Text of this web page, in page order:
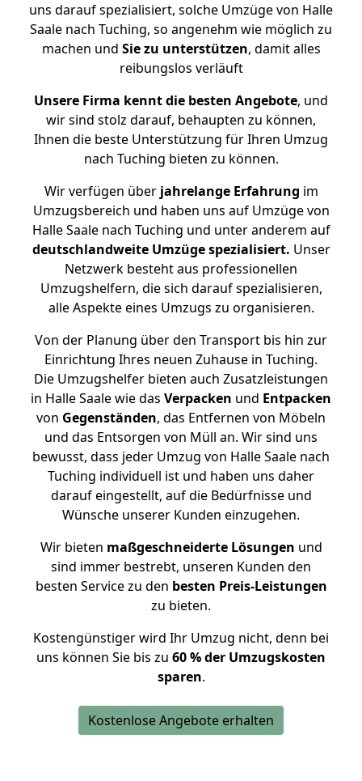
uns darauf spezialisiert, solche Umzüge von Halle
Saale nach Tuching, so angenehm wie möglich zu
machen und Sie zu unterstützen, damit alles
reibungslos verläuft
Unsere Firma kennt die besten Angebote, und
wir sind stolz darauf, behaupten zu können,
Ihnen die beste Unterstützung für Ihren Umzug
nach Tuching bieten zu können.
Wir verfügen überjahrelange Erfahrung im
Umzugsbereich und haben uns auf Umzüge von
Halle Saale nach Tuching und unter anderem auf
deutschlandweite Umzüge spezialisiert. Unser
Netzwerk besteht aus professionellen
Umzugshelfern, die sich darauf spezialisieren,
alle Aspekte eines Umzugs zu organisieren.
Von der Planung über den Transport bis hin zur
Einrichtung Ihres neuen Zuhause in Tuching.
Die Umzugshelfer bieten auch Zusatzleistungen
in Halle Saale wie das Verpacken und Entpacken
von Gegenständen, das Entfernen von Möbeln
und das Entsorgen von Müll an. Wir sind uns
bewusst, dass jeder Umzug von Halle Saale nach
Tuching individuell ist und haben uns daher
darauf eingestellt, auf die Bedürfnisse und
Wünsche unserer Kunden einzugehen.
Wir bieten maßgeschneiderte Lösungen und
sind immer bestrebt, unseren Kunden den
besten Service zu den besten Preis-Leistungen
zu bieten.
Kostengünstiger wird Ihr Umzug nicht, denn bei
uns können Sie bis zu 60 % der Umzugskosten
sparen.
Kostenlose Angebote erhalten